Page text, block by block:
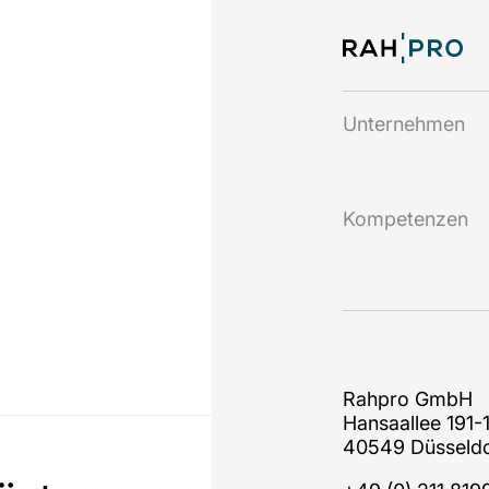
Unternehmen
Kompetenzen
Rahpro GmbH
Hansaallee 191-
40549